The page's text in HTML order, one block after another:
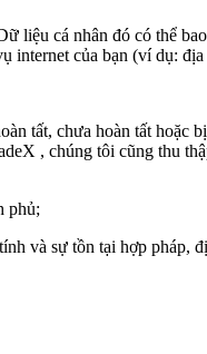
cá nhân đó có thể
internet của bạn (ví dụ:
tất, chưa hoàn tất hoặc
, chúng tôi cũng thu
phủ;
và sự tồn tại hợp pháp,